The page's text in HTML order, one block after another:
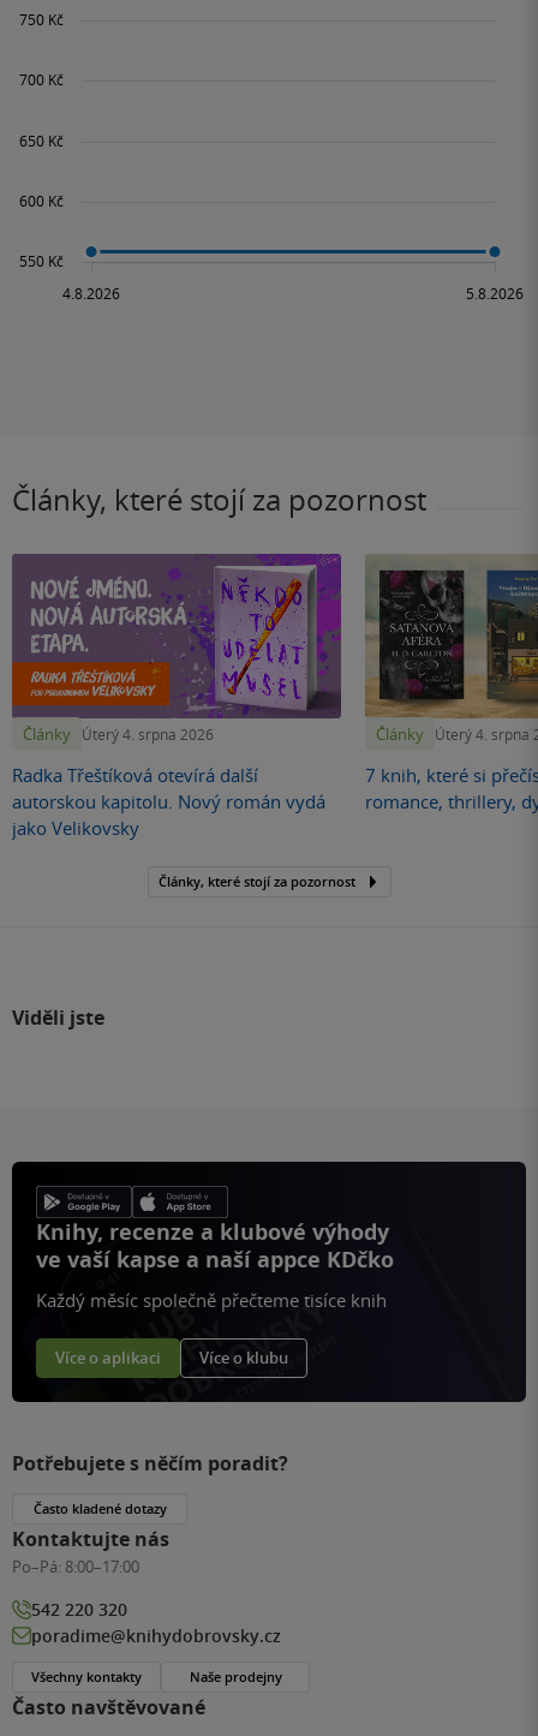
Články, které stojí za pozornost
Články Úterý 4. srpna 2026
Radka Třeštíková otevírá další
autorskou kapitolu. Nový román vydá
jako Velikovsky
Články Úterý 4. srpna
7 knih, které si
romance, thrillery,
Články, které stojí za pozornost
Viděli jste
Knihy, recenze a klubové výhody
ve vaší kapse a naší appce KDčko
Každý měsíc společně přečteme tisíce knih
Více o aplikaci Více o klubu
Často navštěvované
Potřebujete s něčím poradit?
Často kladené dotazy
Kontaktujte nás
Po–Pá: 8:00–17:00
542 220 320
poradime@knihydobrovsky.cz
Všechny kontakty Naše prodejny